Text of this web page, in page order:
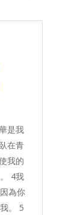
是我
在青
我的
4我
為你
。 5